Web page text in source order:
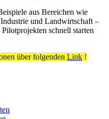
aus Bereichen wie
und Landwirtschaft –
schnell starten
über folgenden Link !